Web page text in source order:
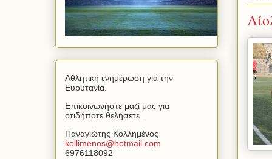
Αθλητική ενημέρωση για την
Ευρυτανία.
Επικοινωνήστε μαζί μας για
οτιδήποτε θελήσετε.
Παναγιώτης Κολλημένος
kollimenos@hotmail com
6976118092